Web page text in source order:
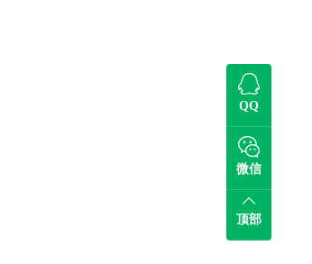
QQ
微信
顶部